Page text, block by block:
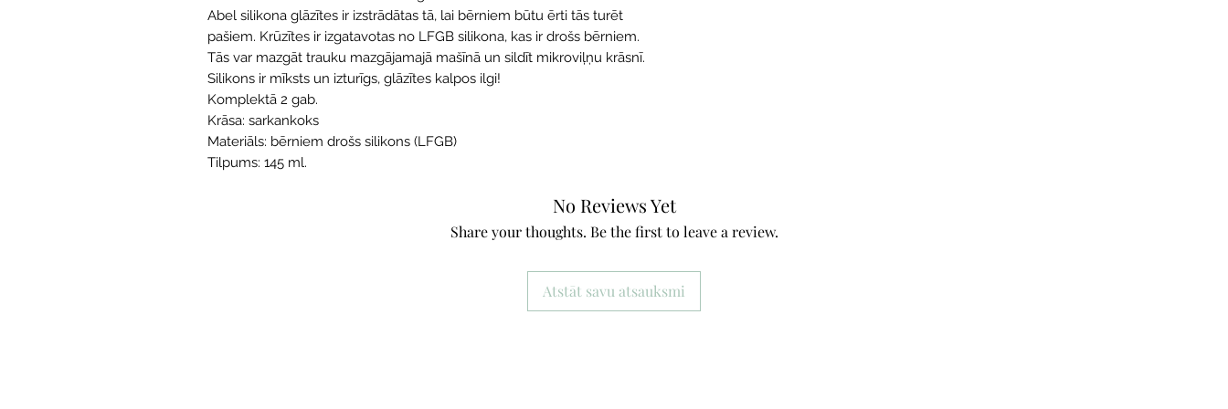
Abel silikona glāzītes ir izstrādātas tā, lai bērniem būtu ērti tās turēt
pašiem. Krūzītes ir izgatavotas no LFGB silikona, kas ir drošs bērniem.
Tās var mazgāt trauku mazgājamajā mašīnā un sildīt mikroviļņu krāsnī.
Silikons ir mīksts un izturīgs, glāzītes kalpos ilgi!
Komplektā 2 gab.
Krāsa: sarkankoks
Materiāls: bērniem drošs silikons (LFGB)
Tilpums: 145 ml.
No Reviews Yet
Share your thoughts. Be the first to leave a review.
Atstāt savu atsauksmi